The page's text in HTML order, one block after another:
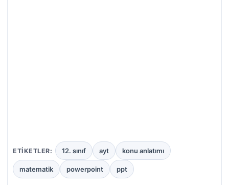
ETIKETLER: 12. sınıf ayt konu anlatımı
matematik powerpoint ppt